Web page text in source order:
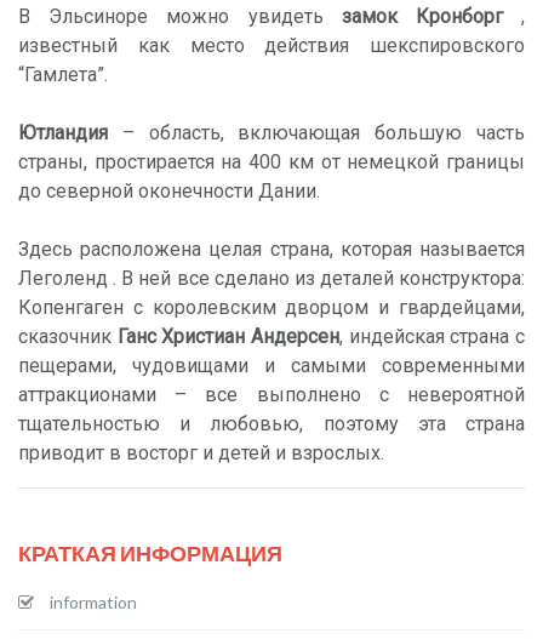
В Эльсиноре можно увидеть замок Кронборг,
известный как место действия шекспировского
“Гамлета”.
Ютландия – область, включающая большую часть
страны, простирается на 400 км от немецкой границы
до северной оконечности Дании.
Здесь расположена целая страна, которая называется
Леголенд . В ней все сделано из деталей конструктора:
Копенгаген с королевским дворцом и гвардейцами,
сказочник Ганс Христиан Андерсен, индейская страна с
пещерами, чудовищами и самыми современными
аттракционами – все выполнено с невероятной
тщательностью и любовью, поэтому эта страна
приводит в восторг и детей и взрослых.
КРАТКАЯ ИНФОРМАЦИЯ
information